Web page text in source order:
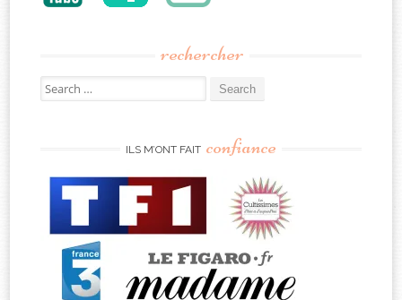
rechercher
Search
for:
ILS M’ONT FAIT confiance